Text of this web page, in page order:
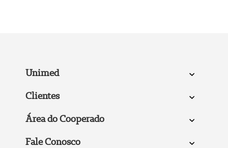
Unimed
Clientes
Área do Cooperado
Fale Conosco